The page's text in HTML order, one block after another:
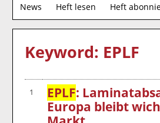
News Heft lesen Heft
Keyword: EPLF
1 EPLF:
Europa bleibt